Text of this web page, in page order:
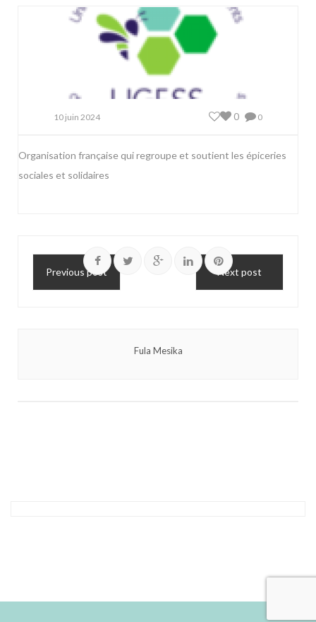
10 juin 2024 0
0
Organisation française qui regroupe et soutient les épiceries
sociales et solidaires
Previous post Next post
Fula Mesika